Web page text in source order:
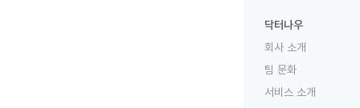
닥터나우
회사 소개
팀 문화
서비스 소개